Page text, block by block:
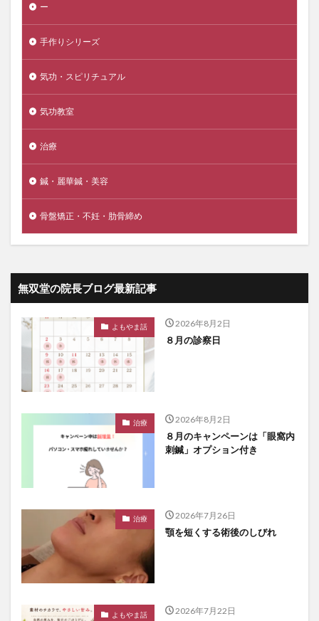
ー
手作りシリーズ
気功・スピリチュアル
気功教室
治療
鍼・麗華鍼・美容
骨盤矯正・不妊・肋骨締め
無双堂の院長ブログ最新記事
よもやま話 2026年8月2日
８月の診察日
治療 2026年8月2日
８月のキャンペーンは「眼窩内
刺鍼」オプション付き
治療 2026年7月26日
顎を短くする術後のしびれ
よもやま話 2026年7月22日